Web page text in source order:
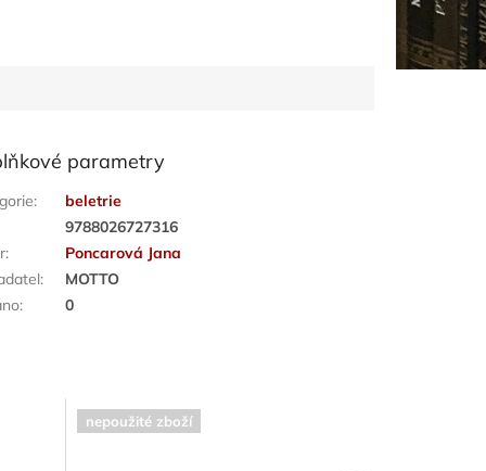
parametry
:
beletrie
9788026727316
:
Poncarová Jana
:
MOTTO
: 0
nepoužité zboží